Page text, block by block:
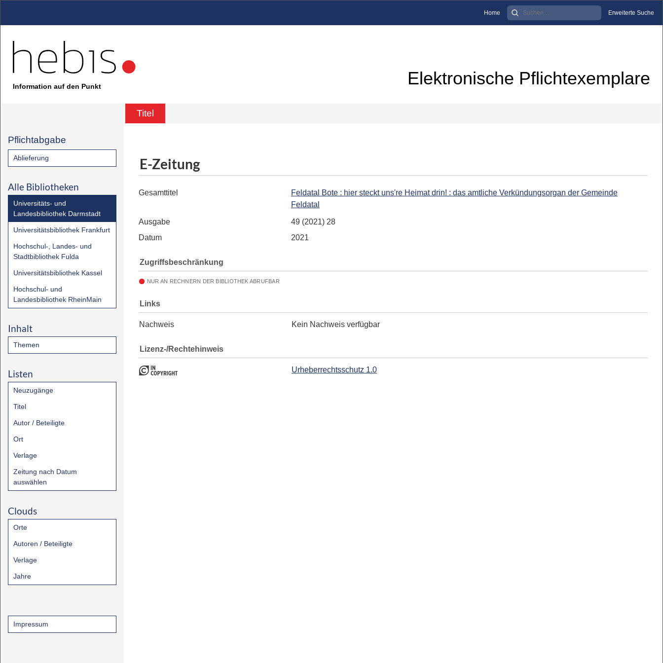
Home Erweiterte Suche
Information auf den Punkt Elektronische Pflichtexemplare
Titel
Pflichtabgabe
Ablieferung
Alle Bibliotheken
Universitäts- und
Landesbibliothek Darmstadt
Universitätsbibliothek Frankfurt
Hochschul-, Landes- und
Stadtbibliothek Fulda
Universitätsbibliothek Kassel
Hochschul- und
Landesbibliothek RheinMain
Inhalt
Themen
Listen
Neuzugänge
Titel
Autor / Beteiligte
Ort
Verlage
Zeitung nach Datum
auswählen
Clouds
Orte
Autoren / Beteiligte
Verlage
Jahre
Impressum
E-Zeitung
Gesamttitel
Feldatal Bote : hier steckt uns're Heimat drin! : das amtliche Verkündungsorgan der Gemeinde
Feldatal
Ausgabe
49 (2021) 28
Datum
2021
Zugriffsbeschränkung
NUR AN RECHNERN DER BIBLIOTHEK ABRUFBAR
Links
Nachweis Kein Nachweis verfügbar
Lizenz-/Rechtehinweis
Urheberrechtsschutz 1.0